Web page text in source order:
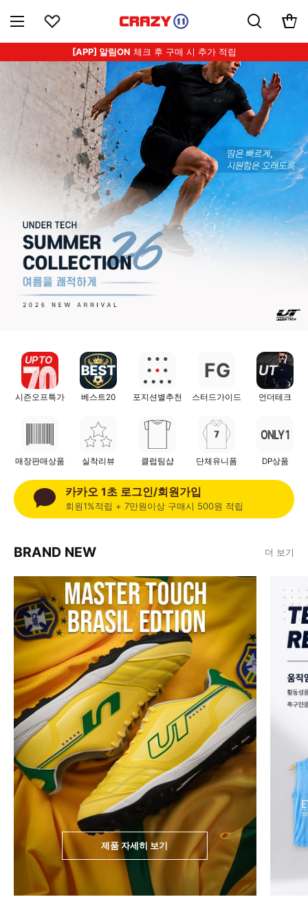
[APP] 알림ON 체크 후 구매 시 추가 적립
UP TO
시즌오프특가 베스트20 포지션별추천
FG
스터드가이드
UT
언더테크
매장판매상품 실착리뷰 클럽팀샵 단체유니폼
ONLY 1
DP상품
카카오 1초 로그인/회원가입
회원1%적립 + 7만원이상 구매시 500원 적립
BRAND NEW 더 보기
제품 자세히 보기